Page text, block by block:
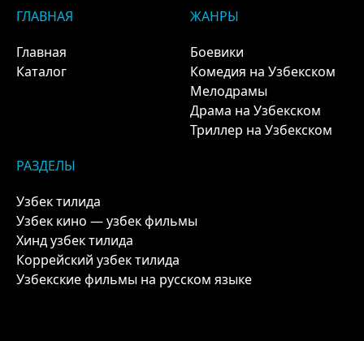
ГЛАВНАЯ
Главная
Каталог
ЖАНРЫ
Боевики
Комедия на Узбекском
Мелодрамы
Драма на Узбекском
Триллер на Узбекском
РАЗДЕЛЫ
Узбек тилида
Узбек кино — узбек фильмы
Хинд узбек тилида
Коррейский узбек тилида
Узбекские фильмы на русском языке